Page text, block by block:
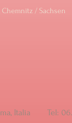
Chemnitz / Sachsen
Italia Tel: